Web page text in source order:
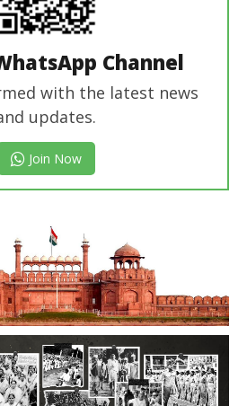
Channel
with the latest news
updates.
Join Now